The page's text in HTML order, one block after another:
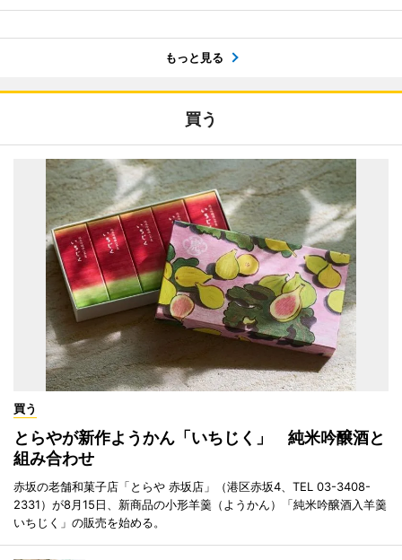
もっと見る
買う
買う
とらやが新作ようかん「いちじく」 純米吟醸酒と
組み合わせ
赤坂の老舗和菓子店「とらや 赤坂店」（港区赤坂4、TEL 03-3408-
2331）が8月15日、新商品の小形羊羹（ようかん）「純米吟醸酒入羊羹
いちじく」の販売を始める。